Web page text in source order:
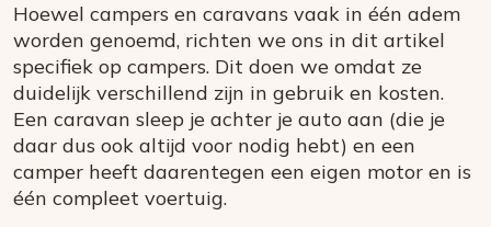
Hoewel campers en caravans vaak in één adem
worden genoemd, richten we ons in dit artikel
specifiek op campers. Dit doen we omdat ze
duidelijk verschillend zijn in gebruik en kosten.
Een caravan sleep je achter je auto aan (die je
daar dus ook altijd voor nodig hebt) en een
camper heeft daarentegen een eigen motor en is
één compleet voertuig.